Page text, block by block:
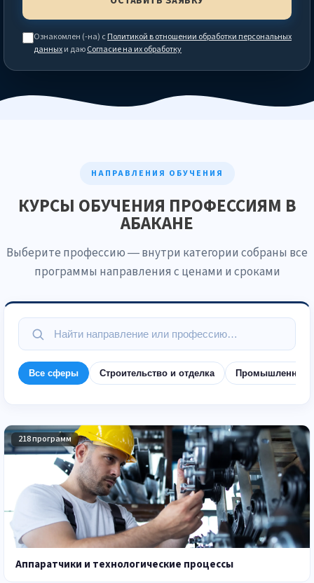
Ознакомлен (-на) сПолитикой в отношении обработки персональных
данныхи даюСогласие на их обработку
НАПРАВЛЕНИЯ ОБУЧЕНИЯ
КУРСЫ ОБУЧЕНИЯ ПРОФЕССИЯМ В
АБАКАНЕ
Выберите профессию — внутри категории собраны все
программы направления с ценами и сроками
Все сферы Строительство и отделка Промышленная
218 программ
Аппаратчики и технологические процессы